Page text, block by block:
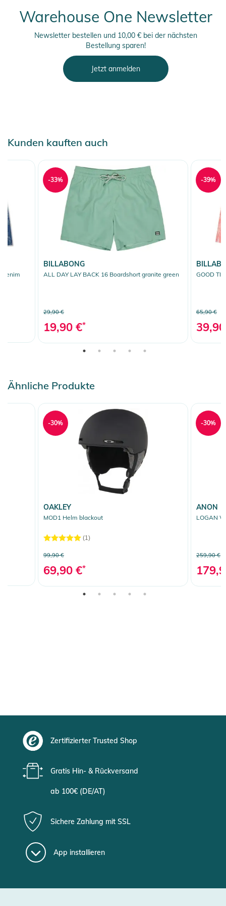
Warehouse One Newsletter
Newsletter bestellen und 10,00 € bei der nächsten
Bestellung sparen!
Jetzt anmelden
Kunden kauften auch
denim
BILLABONG
ALL DAY LAY BACK 16 Boardshort granite green
29,90 €
19,90 €*
-33%
GOOD
65,90 €
-39%
Ähnliche Produkte
OAKLEY
MOD1 Helm blackout
(1)
99,90 €
69,90 €*
-30%
ANON
LOGAN
259,90 €
-30%
Zertifizierter Trusted Shop
Gratis Hin- & Rückversand
ab 100€ (DE/AT)
Sichere Zahlung mit SSL
App installieren